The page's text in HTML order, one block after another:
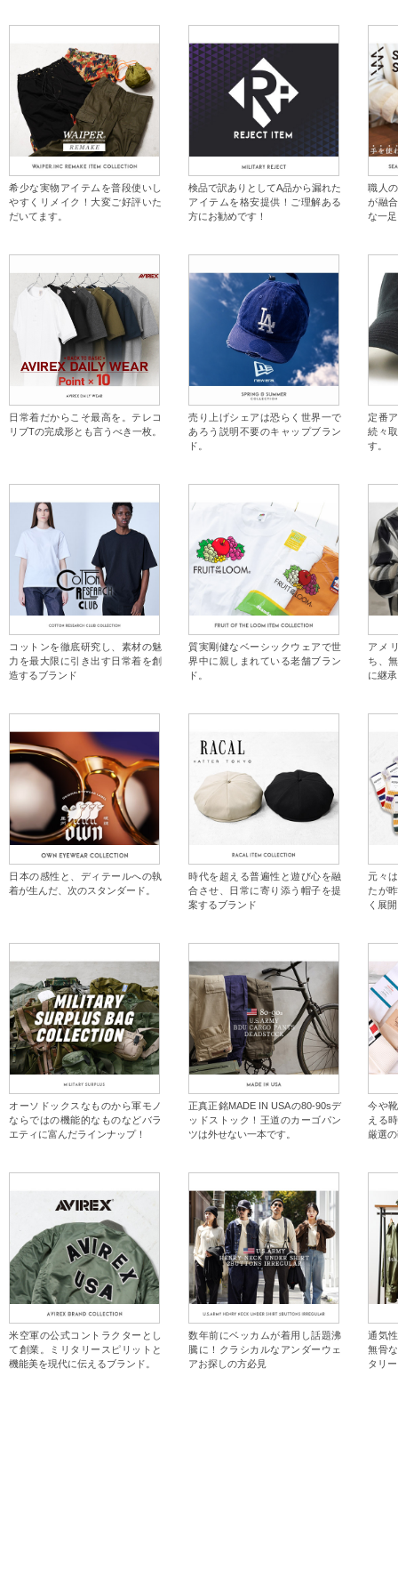
希少な実物アイテムを普段使いし
やすくリメイク！大変ご好評いた
だいてます。
検品で訳ありとしてA品から漏れた
アイテムを格安提供！ご理解ある
方にお勧めです！
職人
が融
な一
日常着だからこそ最高を。テレコ
リブTの完成形とも言うべき一枚。
売り上げシェアは恐らく世界一で
あろう説明不要のキャップブラン
ド。
定番
続々
す。
コットンを徹底研究し、素材の魅
力を最大限に引き出す日常着を創
造するブランド
質実剛健なベーシックウェアで世
界中に親しまれている老舗ブラン
ド。
アメ
ち、
に継承
日本の感性と、ディテールへの執
着が生んだ、次のスタンダード。
時代を超える普遍性と遊び心を融
合させ、日常に寄り添う帽子を提
案するブランド
元々
たが
く展
オーソドックスなものから軍モノ
ならではの機能的なものなどバラ
エティに富んだラインナップ！
正真正銘MADE IN USAの80-90sデ
ッドストック！王道のカーゴパン
ツは外せない一本です。
今や
える
厳選
米空軍の公式コントラクターとし
て創業。ミリタリースピリットと
機能美を現代に伝えるブランド。
数年前にベッカムが着用し話題沸
騰に！クラシカルなアンダーウェ
アお探しの方必見
通気
無骨
タリ